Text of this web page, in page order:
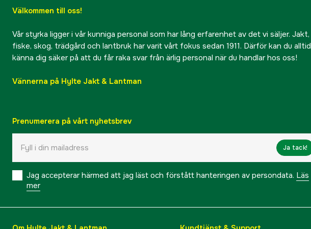
Välkommen till oss!
Vår styrka ligger i vår kunniga personal som har lång erfarenhet av det vi säljer. Jakt,
fiske, skog, trädgård och lantbruk har varit vårt fokus sedan 1911. Därför kan du alltid
känna dig säker på att du får raka svar från ärlig personal när du handlar hos oss!
Vännerna på Hylte Jakt & Lantman
Prenumerera på vårt nyhetsbrev
Ja tack!
Jag accepterar härmed att jag läst och förstått hanteringen av persondata. Läs
mer